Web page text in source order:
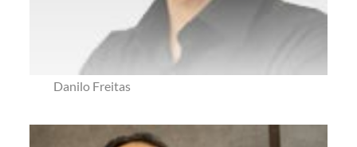
Danilo Freitas